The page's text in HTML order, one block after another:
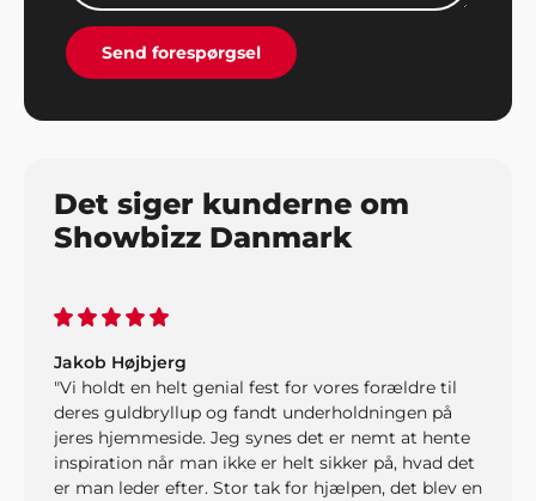
Send forespørgsel
Det siger kunderne om
Showbizz Danmark
Jakob Højbjerg
"Vi holdt en helt genial fest for vores forældre til
deres guldbryllup og fandt underholdningen på
jeres hjemmeside. Jeg synes det er nemt at hente
inspiration når man ikke er helt sikker på, hvad det
er man leder efter. Stor tak for hjælpen, det blev en